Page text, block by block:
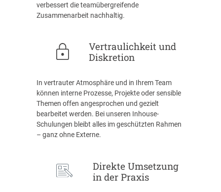
verbessert die teamübergreifende
Zusammenarbeit nachhaltig.
Vertraulichkeit und
Diskretion
In vertrauter Atmosphäre und in Ihrem Team
können interne Prozesse, Projekte oder sensible
Themen offen angesprochen und gezielt
bearbeitet werden. Bei unseren Inhouse-
Schulungen bleibt alles im geschützten Rahmen
– ganz ohne Externe.
Direkte Umsetzung
in der Praxis